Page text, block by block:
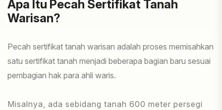
Apa Itu Pecah Sertifikat Tanah
Warisan?
Pecah sertifikat tanah warisan adalah proses memisahkan
satu sertifikat tanah menjadi beberapa bagian baru sesuai
pembagian hak para ahli waris.
Misalnya, ada sebidang tanah 600 meter persegi